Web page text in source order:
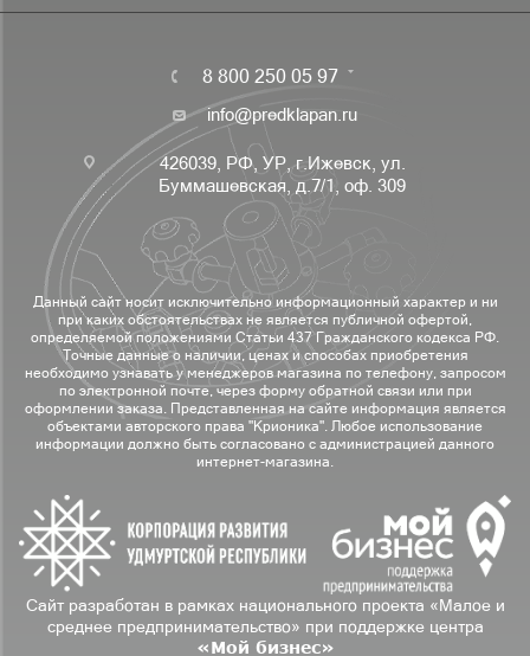
8 800 250 05 97
info@predklapan.ru
426039, РФ, УР, г.Ижевск, ул.
Буммашевская, д.7/1, оф. 309
Данный сайт носит исключительно информационный характер и ни
при каких обстоятельствах не является публичной офертой,
определяемой положениями Статьи 437 Гражданского кодекса РФ.
Точные данные о наличии, ценах и способах приобретения
необходимо узнавать у менеджеров магазина по телефону, запросом
по электронной почте, через форму обратной связи или при
оформлении заказа. Представленная на сайте информация является
объектами авторского права "Крионика". Любое использование
информации должно быть согласовано с администрацией данного
интернет-магазина.
Сайт разработан в рамках национального проекта «Малое и
среднее предпринимательство» при поддержке центра
«Мой бизнес»